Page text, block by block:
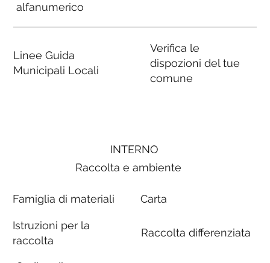
alfanumerico
Linee Guida
Municipali Locali
Verifica le
dispozioni del tue
comune
INTERNO
Raccolta e ambiente
Famiglia di materiali
Istruzioni per la
raccolta
Carta
Raccolta differenziata